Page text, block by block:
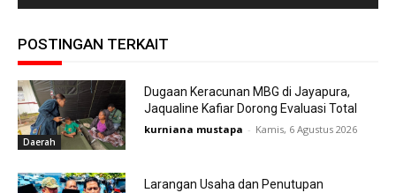
POSTINGAN TERKAIT
Daerah
Dugaan Keracunan MBG di Jayapura,
Jaqualine Kafiar Dorong Evaluasi Total
kurniana mustapa - Kamis, 6 Agustus 2026
Larangan Usaha dan Penutupan